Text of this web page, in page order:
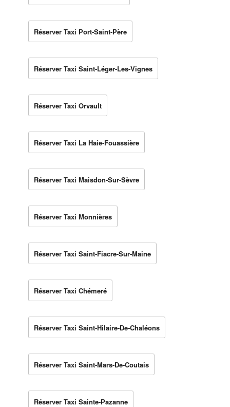
Réserver Taxi Port-Saint-Père
Réserver Taxi Saint-Léger-Les-Vignes
Réserver Taxi Orvault
Réserver Taxi La Haie-Fouassière
Réserver Taxi Maisdon-Sur-Sèvre
Réserver Taxi Monnières
Réserver Taxi Saint-Fiacre-Sur-Maine
Réserver Taxi Chémeré
Réserver Taxi Saint-Hilaire-De-Chaléons
Réserver Taxi Saint-Mars-De-Coutais
Réserver Taxi Sainte-Pazanne